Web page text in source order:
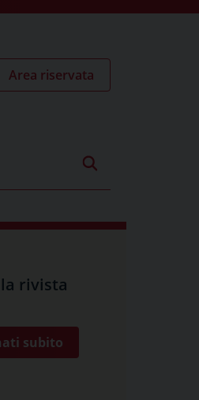
Area riservata
rivista
subito